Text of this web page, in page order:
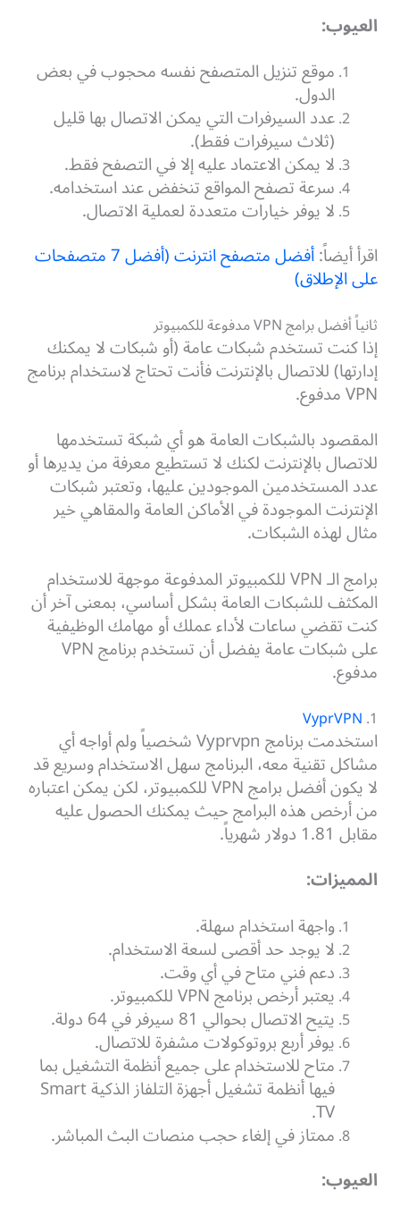
العيوب:
موقع تنزيل المتصفح نفسه محجوب في بعض
الدول.
عدد السيرفرات التي يمكن الاتصال بها قليل
(ثلاث سيرفرات فقط).
لا يمكن الاعتماد عليه إلا في التصفح فقط.
سرعة تصفح المواقع تنخفض عند استخدامه.
لا يوفر خيارات متعددة لعملية الاتصال.
اقرأ أيضاً:
أفضل متصفح انترنت (أفضل 7 متصفحات
على الإطلاق)
ثانياً أفضل برامج VPN مدفوعة للكمبيوتر
إذا كنت تستخدم شبكات عامة (أو شبكات لا يمكنك
إدارتها) للاتصال بالإنترنت فأنت تحتاج لاستخدام برنامج
VPN مدفوع.
المقصود بالشبكات العامة هو أي شبكة تستخدمها
للاتصال بالإنترنت لكنك لا تستطيع معرفة من يديرها أو
عدد المستخدمين الموجودين عليها، وتعتبر شبكات
الإنترنت الموجودة في الأماكن العامة والمقاهي خير
مثال لهذه الشبكات.
برامج الـ VPN للكمبيوتر المدفوعة موجهة للاستخدام
المكثف للشبكات العامة بشكل أساسي، بمعنى آخر أن
كنت تقضي ساعات لأداء عملك أو مهامك الوظيفية
على شبكات عامة يفضل أن تستخدم برنامج VPN
مدفوع.
1.
VyprVPN
استخدمت برنامج Vyprvpn شخصياً ولم أواجه أي
مشاكل تقنية معه، البرنامج سهل الاستخدام وسريع قد
لا يكون أفضل برامج VPN للكمبيوتر، لكن يمكن اعتباره
من أرخص هذه البرامج حيث يمكنك الحصول عليه
مقابل 1.81 دولار شهرياً.
المميزات:
واجهة استخدام سهلة.
لا يوجد حد أقصى لسعة الاستخدام.
دعم فني متاح في أي وقت.
يعتبر أرخص برنامج VPN للكمبيوتر.
يتيح الاتصال بحوالي 81 سيرفر في 64 دولة.
يوفر أربع بروتوكولات مشفرة للاتصال.
متاح للاستخدام على جميع أنظمة التشغيل بما
فيها أنظمة تشغيل أجهزة التلفاز الذكية Smart
TV.
ممتاز في إلغاء حجب منصات البث المباشر.
العيوب: